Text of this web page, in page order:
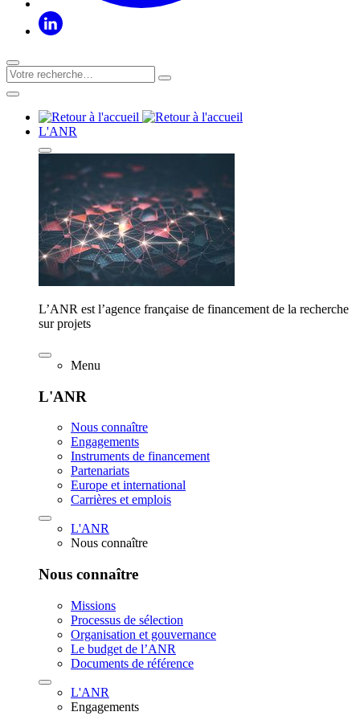
L'ANR
L’ANR est l’agence française de financement de la recherche
sur projets
Menu
L'ANR
Nous connaître
Engagements
Instruments de financement
Partenariats
Europe et international
Carrières et emplois
L'ANR
Nous connaître
Nous connaître
Missions
Processus de sélection
Organisation et gouvernance
Le budget de l’ANR
Documents de référence
L'ANR
Engagements